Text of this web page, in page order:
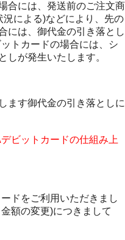
合には、発送前のご注文商
による)などにより、先の
には、御代金の引き落とし
トカードの場合には、シ
しが発生いたします。
ます御代金の引き落としに
ビットカードの仕組み上
ドをご利用いただきまし
額の変更)につきまして